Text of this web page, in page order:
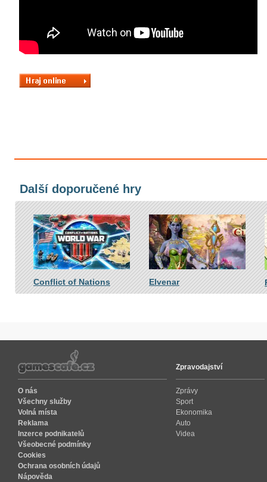
Další doporučené hry
Conflict of Nations Elvenar
O nás
Všechny služby
Volná místa
Reklama
Inzerce podnikatelů
Všeobecné podmínky
Cookies
Ochrana osobních údajů
Nápověda
Zpravodajství
Zprávy
Sport
Ekonomika
Auto
Videa